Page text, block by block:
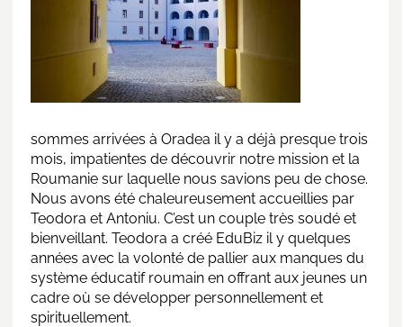
sommes arrivées à Oradea il y a déjà presque trois
mois, impatientes de découvrir notre mission et la
Roumanie sur laquelle nous savions peu de chose.
Nous avons été chaleureusement accueillies par
Teodora et Antoniu. C’est un couple très soudé et
bienveillant. Teodora a créé EduBiz il y quelques
années avec la volonté de pallier aux manques du
système éducatif roumain en offrant aux jeunes un
cadre où se développer personnellement et
spirituellement.